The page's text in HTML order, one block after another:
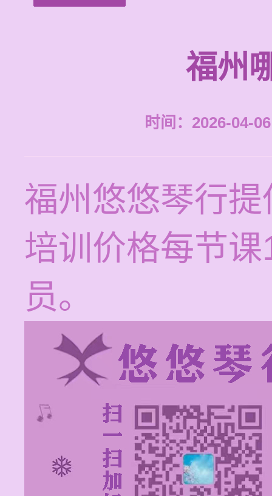
福州
时间：2026-04-
福州悠悠琴行
培训价格每节
员。